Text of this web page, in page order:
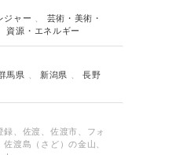
ジャー
芸術・美術・
資源・エネルギー
馬県 新潟県 、長野
、佐渡、佐渡市、フォ
渡島（さど）の金山、